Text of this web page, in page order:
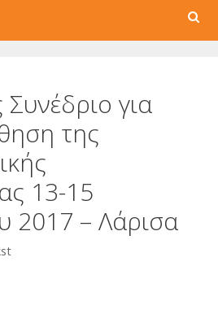
Search
Συνέδριο για
της
13-15
2017 – Λάρισα